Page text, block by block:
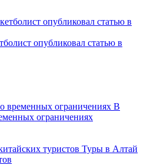
опубликовал статью в
В
ограничениях
Туры в Алтай